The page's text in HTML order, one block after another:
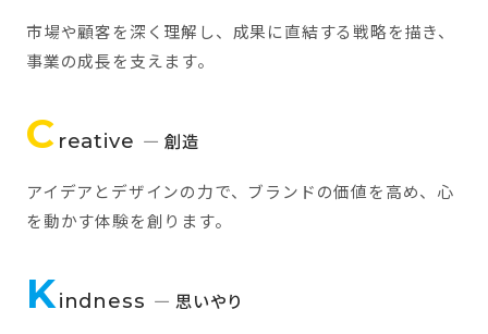
市場や顧客を深く理解し、成果に直結する戦略を描き、
事業の成長を支えます。
C reative — 創造
アイデアとデザインの力で、ブランドの価値を高め、心
を動かす体験を創ります。
Kindness — 思いやり